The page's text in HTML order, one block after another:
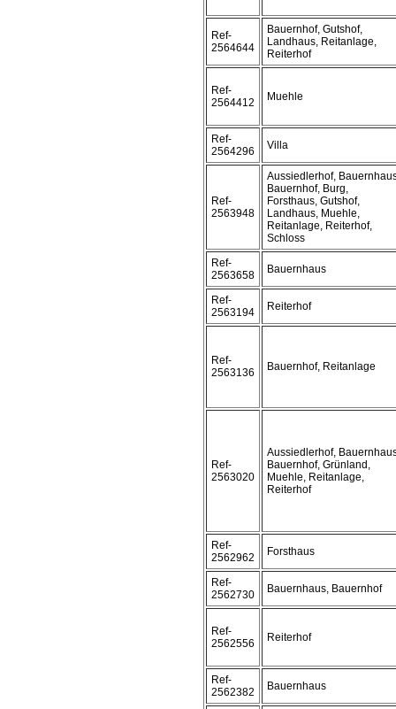
Ref-
2564644
Bauernhof, Gutshof,
Landhaus, Reitanlage,
Reiterhof
Ref-
2564412
Muehle
Ref-
2564296
Villa
Ref-
2563948
Aussiedlerhof,
Bauernhof, Burg,
Forsthaus, Gutshof,
Landhaus, Muehle,
Reitanlage, Reiterhof,
Schloss
Ref-
2563658
Bauernhaus
Ref-
2563194
Reiterhof
Ref-
2563136
Bauernhof, Reitanlage
Ref-
2563020
Aussiedlerhof,
Bauernhof, Grünland,
Muehle, Reitanlage,
Reiterhof
Ref-
2562962
Forsthaus
Ref-
2562730
Bauernhaus, Bauernhof
Ref-
2562556
Reiterhof
Ref-
2562382
Bauernhaus